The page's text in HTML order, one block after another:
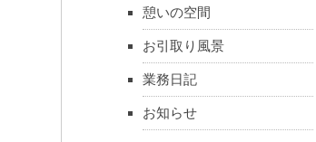
憩いの空間
お引取り風景
業務日記
お知らせ